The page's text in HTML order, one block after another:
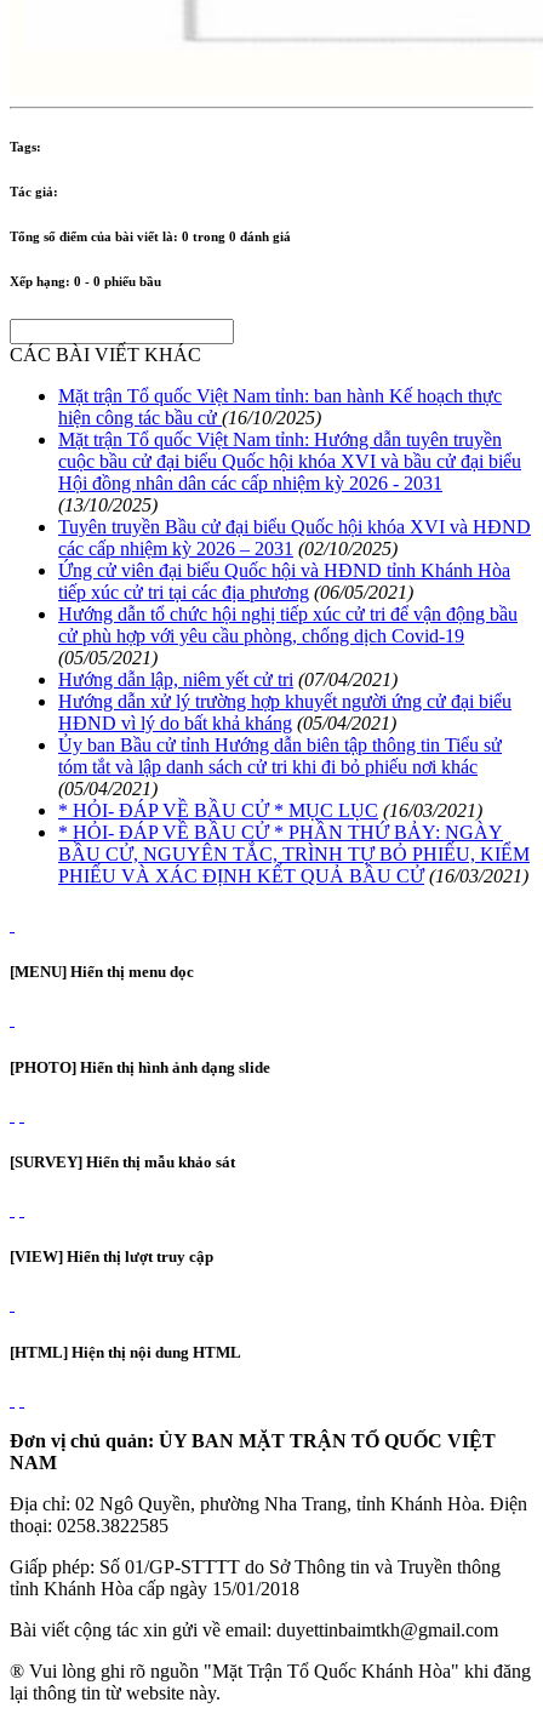
Tags:
Tác giả:
Tổng số điểm của bài viết là: 0 trong 0 đánh giá
Xếp hạng: 0 - 0 phiếu bầu
CÁC BÀI VIẾT KHÁC
Mặt trận Tổ quốc Việt Nam tỉnh: ban hành Kế hoạch thực
hiện công tác bầu cử (16/10/2025)
Mặt trận Tổ quốc Việt Nam tỉnh: Hướng dẫn tuyên truyền
cuộc bầu cử đại biểu Quốc hội khóa XVI và bầu cử đại biểu
Hội đồng nhân dân các cấp nhiệm kỳ 2026 - 2031
(13/10/2025)
Tuyên truyền Bầu cử đại biểu Quốc hội khóa XVI và HĐND
các cấp nhiệm kỳ 2026 – 2031 (02/10/2025)
Ứng cử viên đại biểu Quốc hội và HĐND tỉnh Khánh Hòa
tiếp xúc cử tri tại các địa phương (06/05/2021)
Hướng dẫn tổ chức hội nghị tiếp xúc cử tri để vận động bầu
cử phù hợp với yêu cầu phòng, chống dịch Covid-19
(05/05/2021)
Hướng dẫn lập, niêm yết cử tri (07/04/2021)
Hướng dẫn xử lý trường hợp khuyết người ứng cử đại biểu
HĐND vì lý do bất khả kháng (05/04/2021)
Ủy ban Bầu cử tỉnh Hướng dẫn biên tập thông tin Tiểu sử
tóm tắt và lập danh sách cử tri khi đi bỏ phiếu nơi khác
(05/04/2021)
* HỎI- ĐÁP VỀ BẦU CỬ * MỤC LỤC (16/03/2021)
* HỎI- ĐÁP VỀ BẦU CỬ * PHẦN THỨ BẢY: NGÀY
BẦU CỬ, NGUYÊN TẮC, TRÌNH TỰ BỎ PHIẾU, KIỂM
PHIẾU VÀ XÁC ĐỊNH KẾT QUẢ BẦU CỬ (16/03/2021)
[MENU] Hiển thị menu dọc
[PHOTO] Hiển thị hình ảnh dạng slide
[SURVEY] Hiển thị mẫu khảo sát
[VIEW] Hiển thị lượt truy cập
[HTML] Hiện thị nội dung HTML
Đơn vị chủ quản: ỦY BAN MẶT TRẬN TỔ QUỐC VIỆT
NAM
Địa chỉ: 02 Ngô Quyền, phường Nha Trang, tỉnh Khánh Hòa. Điện
thoại: 0258.3822585
Giấp phép: Số 01/GP-STTTT do Sở Thông tin và Truyền thông
tỉnh Khánh Hòa cấp ngày 15/01/2018
Bài viết cộng tác xin gửi về email: duyettinbaimtkh@gmail.com
® Vui lòng ghi rõ nguồn "Mặt Trận Tổ Quốc Khánh Hòa" khi đăng
lại thông tin từ website này.